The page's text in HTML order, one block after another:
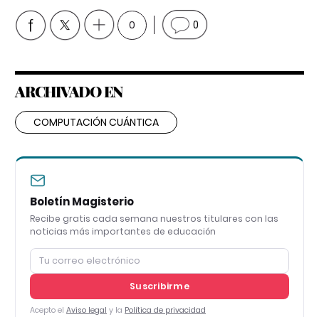
0 0
ARCHIVADO EN
COMPUTACIÓN CUÁNTICA
Boletín Magisterio
Recibe gratis cada semana nuestros titulares con las
noticias más importantes de educación
Suscribirme
Acepto el Aviso legal y la Política de privacidad